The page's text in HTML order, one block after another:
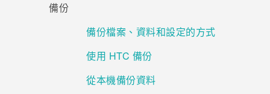
VIVELAND
備份
備份檔案、資料和設定的方式
使用 HTC 備份
從本機備份資料